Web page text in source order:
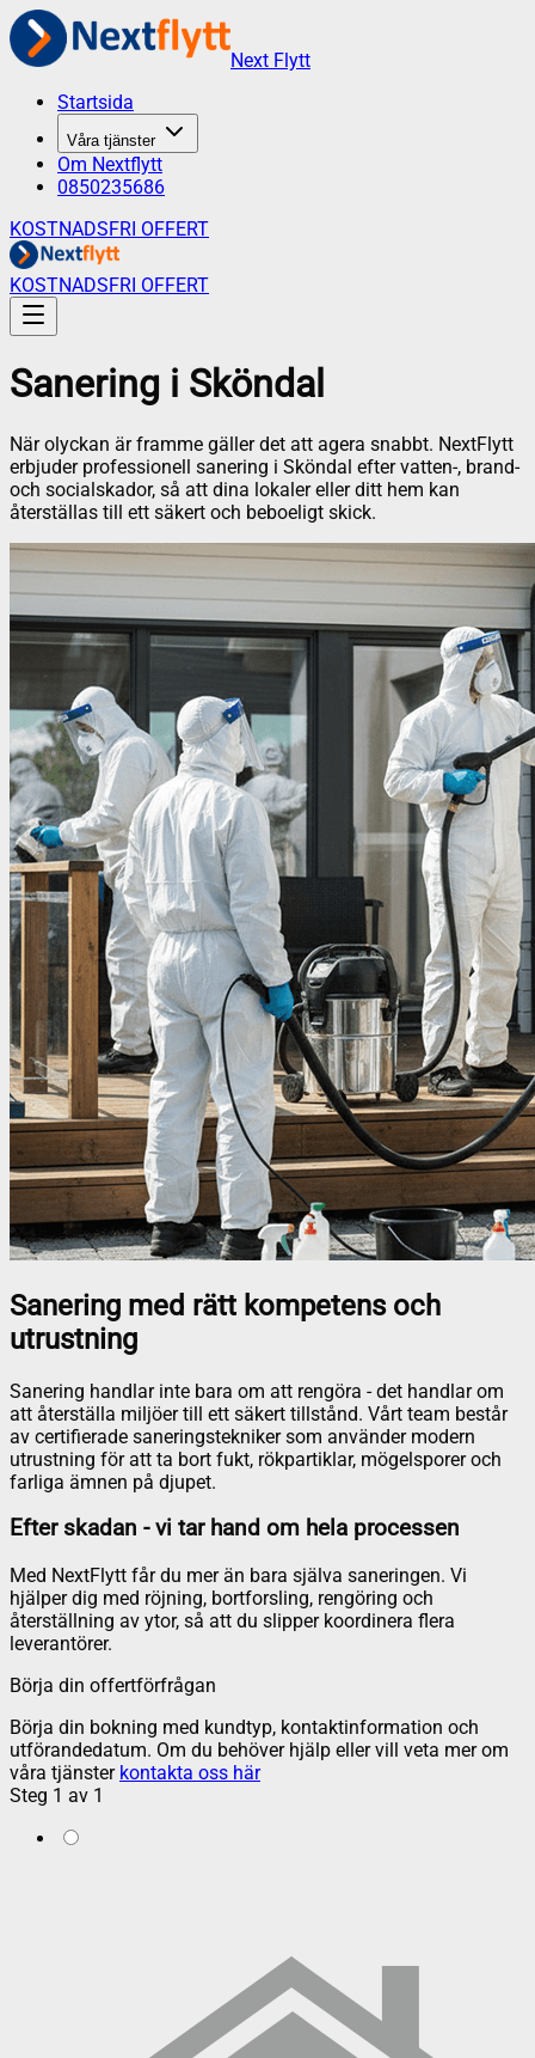
Next Flytt
Startsida
Våra tjänster
Om Nextflytt
0850235686
KOSTNADSFRI OFFERT
KOSTNADSFRI OFFERT
Sanering i Sköndal
När olyckan är framme gäller det att agera snabbt. NextFlytt
erbjuder professionell sanering i Sköndal efter vatten-, brand-
och socialskador, så att dina lokaler eller ditt hem kan
återställas till ett säkert och beboeligt skick.
Sanering med rätt kompetens och
utrustning
Sanering handlar inte bara om att rengöra - det handlar om
att återställa miljöer till ett säkert tillstånd. Vårt team består
av certifierade saneringstekniker som använder modern
utrustning för att ta bort fukt, rökpartiklar, mögelsporer och
farliga ämnen på djupet.
Efter skadan - vi tar hand om hela processen
Med NextFlytt får du mer än bara själva saneringen. Vi
hjälper dig med röjning, bortforsling, rengöring och
återställning av ytor, så att du slipper koordinera flera
leverantörer.
Börja din offertförfrågan
Börja din bokning med kundtyp, kontaktinformation och
utförandedatum. Om du behöver hjälp eller vill veta mer om
våra tjänster kontakta oss här
Steg 1 av 1